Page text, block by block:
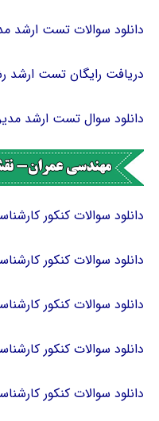
دانلود سوالات تست ارشد
دریافت رایگان تست ارشد
دانلود سوال تست ارشد
دانلود سوالات کنکور کارشناسی ارشد ۱۴۰۵
دانلود سوالات کنکور کارشناسی ارشد ۱۴۰۴
دانلود سوالات کنکور کارشناسی ارشد ۱۴۰۳
دانلود سوالات کنکور کارشناسی ارشد ۱۴۰۲
دانلود سوالات کنکور کارشناسی ارشد ۱۴۰۱